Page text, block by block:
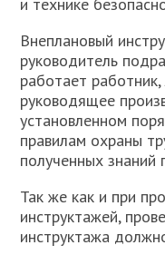
и технике
Внеплановый
руководитель
работает
руководящее
установленном
правилам охраны
полученных знаний
Так же как и при
инструктажей,
инструктажа